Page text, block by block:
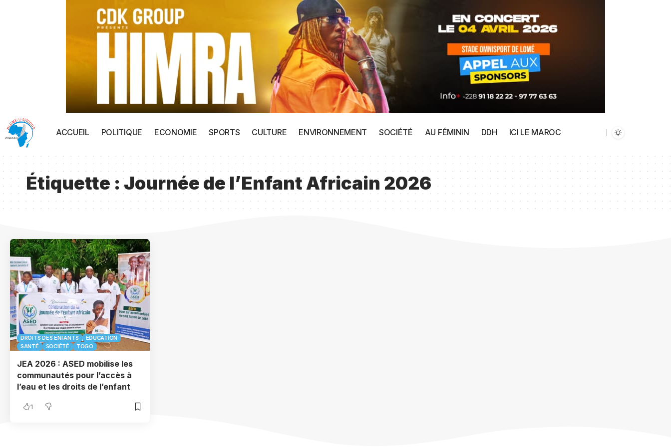
ACCUEIL POLITIQUE ECONOMIE SPORTS CULTURE ENVIRONNEMENT SOCIÉTÉ AU FÉMININ DDH ICI LE MAROC
Étiquette :Journée de l’Enfant Africain 2026
DROITS DES ENFANTS
EDUCATION
SANTÉ
SOCIÉTÉ TOGO
JEA 2026 : ASED mobilise les
communautés pour l’accès à
l’eau et les droits de l’enfant
1